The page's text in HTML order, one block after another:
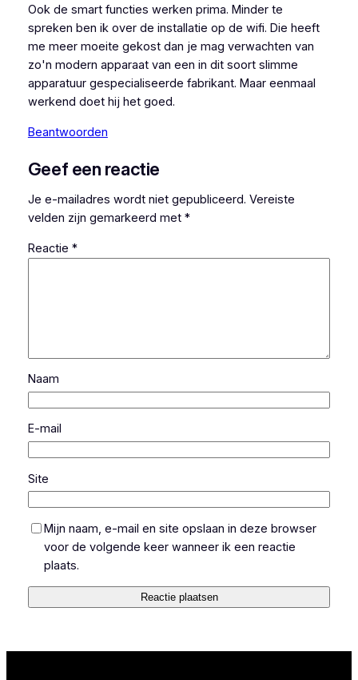
Ook de smart functies werken prima. Minder te
spreken ben ik over de installatie op de wifi. Die heeft
me meer moeite gekost dan je mag verwachten van
zo'n modern apparaat van een in dit soort slimme
apparatuur gespecialiseerde fabrikant. Maar eenmaal
werkend doet hij het goed.
Beantwoorden
Geef een reactie
Je e-mailadres wordt niet gepubliceerd. Vereiste
velden zijn gemarkeerd met *
Reactie *
Naam
E-mail
Site
Mijn naam, e-mail en site opslaan in deze browser
voor de volgende keer wanneer ik een reactie
plaats.